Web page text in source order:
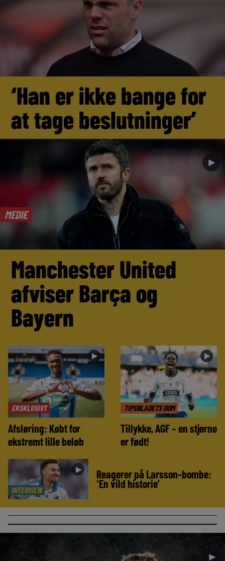
‘Han er ikke bange for
at tage beslutninger’
MEDIE
►
Manchester United
afviser Barça og
Bayern
EKSKLUSIVT
►
Afsløring: Købt for
ekstremt lille beløb
TIPSBLADETS DOM
►
Tillykke, AGF – en stjerne
er født!
INTERVIEW
► Reagerer på Larsson-bombe:
‘En vild historie’
►